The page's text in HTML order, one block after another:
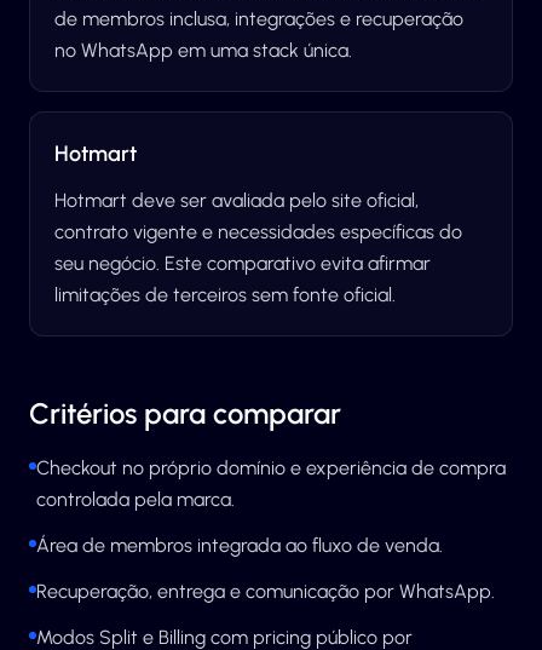
de membros inclusa, integrações e recuperação
no WhatsApp em uma stack única.
Hotmart
Hotmart deve ser avaliada pelo site oficial,
contrato vigente e necessidades específicas do
seu negócio. Este comparativo evita afirmar
limitações de terceiros sem fonte oficial.
Critérios para comparar
Checkout no próprio domínio e experiência de compra
controlada pela marca.
Área de membros integrada ao fluxo de venda.
Recuperação, entrega e comunicação por WhatsApp.
Modos Split e Billing com pricing público por